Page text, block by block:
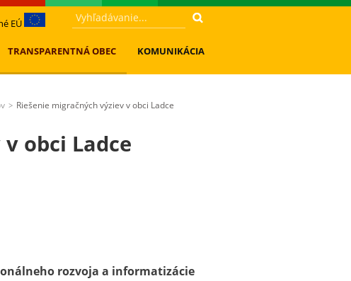
EÚ
TRANSPARENTNÁ OBEC KOMUNIKÁCIA
> Riešenie migračných výziev v obci Ladce
obci Ladce
rozvoja a informatizácie